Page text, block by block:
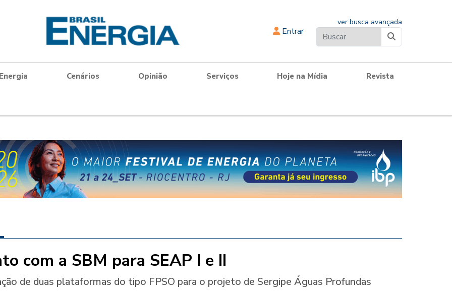
Entrar
ver busca avançada
Cenários Opinião Serviços Hoje na Mídia Revista
com a SBM para SEAP I e II
de duas plataformas do tipo FPSO para o projeto de Sergipe Águas Profundas